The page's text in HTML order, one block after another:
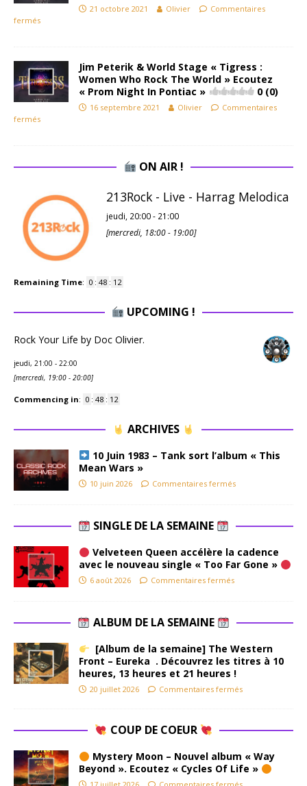
21 octobre 2021 Olivier
Commentaires
fermés
Jim Peterik & World Stage « Tigress :
Women Who Rock The World » Ecoutez
« Prom Night In Pontiac »
0 (0)
16 septembre 2021 Olivier
Commentaires
fermés
ON AIR !
213Rock - Live - Harrag Melodica
jeudi, 20:00- 21:00
[mercredi, 18:00- 19:00]
Remaining Time: 0 : 48 : 12
UPCOMING !
Rock Your Life by Doc Olivier.
jeudi, 21:00 - 22:00
[mercredi, 19:00 - 20:00]
Commencing in: 0 : 48 : 12
ARCHIVES
10 Juin 1983 – Tank sort l’album « This
Mean Wars »
10 juin 2026 Commentaires fermés
SINGLE DE LA SEMAINE
Velveteen Queen accélère la cadence
avec le nouveau single « Too Far Gone »
6 août 2026 Commentaires fermés
ALBUM DE LA SEMAINE
[Album de la semaine] The Western
Front – Eureka . Découvrez les titres à 10
heures, 13 heures et 21 heures !
20 juillet 2026 Commentaires fermés
COUP DE COEUR
Mystery Moon – Nouvel album « Way
Beyond ». Ecoutez « Cycles Of Life »